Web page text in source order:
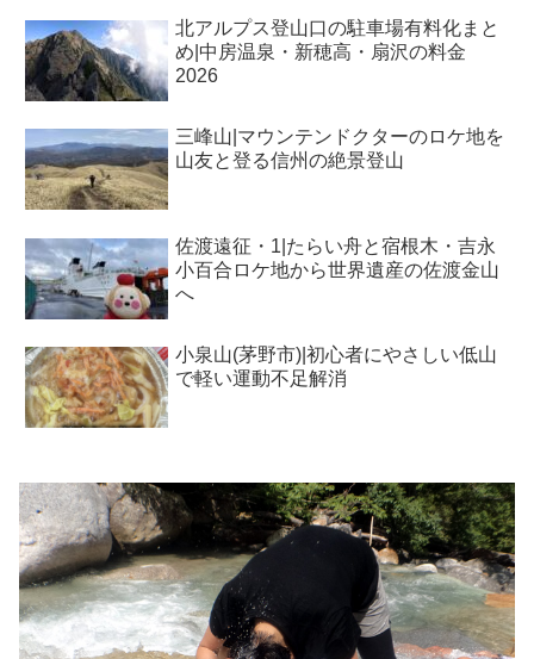
北アルプス登山口の駐車場有料化まと
め|中房温泉・新穂高・扇沢の料金
2026
三峰山|マウンテンドクターのロケ地を
山友と登る信州の絶景登山
佐渡遠征・1|たらい舟と宿根木・吉永
小百合ロケ地から世界遺産の佐渡金山
へ
小泉山(茅野市)|初心者にやさしい低山
で軽い運動不足解消